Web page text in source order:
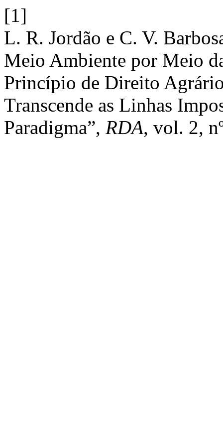
[1]
L. R. Jordão e C. V.
Meio Ambiente por Meio
Princípio de Direito
Transcende as Linhas
Paradigma”, RDA, vol. 2,